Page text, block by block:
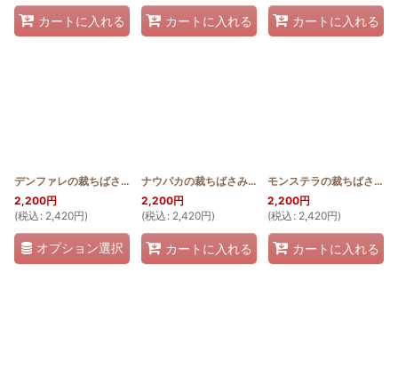
カートに入れる カートに入れる カートに入れる
デンファレの裁ちばさみケース [HQSCI_DEN]
2,200円
(税込 : 2,420円)
オプション選択
ナウパカの裁ちばさみケース [HQSCI_NAU]
2,200円
(税込 : 2,420円)
カートに入れる
モンステラの裁ちばさみケース
2,200円
(税込 : 2,420円)
カートに入れる